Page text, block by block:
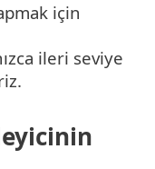
için
ileri seviye